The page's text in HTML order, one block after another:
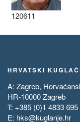
120611
HRVATSKI
A: Zagreb,
HR-10000 Zagreb
T: +385 (0)1 4833 695
E: hks@kuglanje.hr